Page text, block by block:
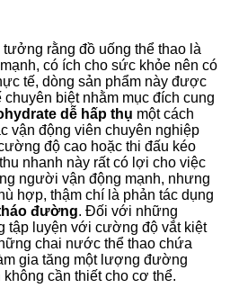
rằng đồ uống thể thao là
có ích cho sức khỏe nên có
tế, dòng sản phẩm này được
biệt nhằm mục đích cung
dễ hấp thụ một cách
vận động viên chuyên nghiệp
độ cao hoặc thi đấu kéo
nhanh này rất có lợi cho việc
người vận động mạnh, nhưng
hợp, thậm chí là phản tác dụng
đường. Đối với những
tập luyện với cường độ vắt kiệt
chai nước thể thao chứa
gia tăng một lượng đường
cần thiết cho cơ thể.